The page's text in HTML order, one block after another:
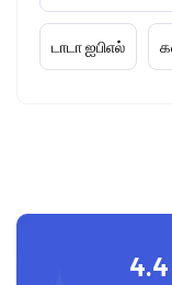
டாடா ஐபிஎல்
4.4